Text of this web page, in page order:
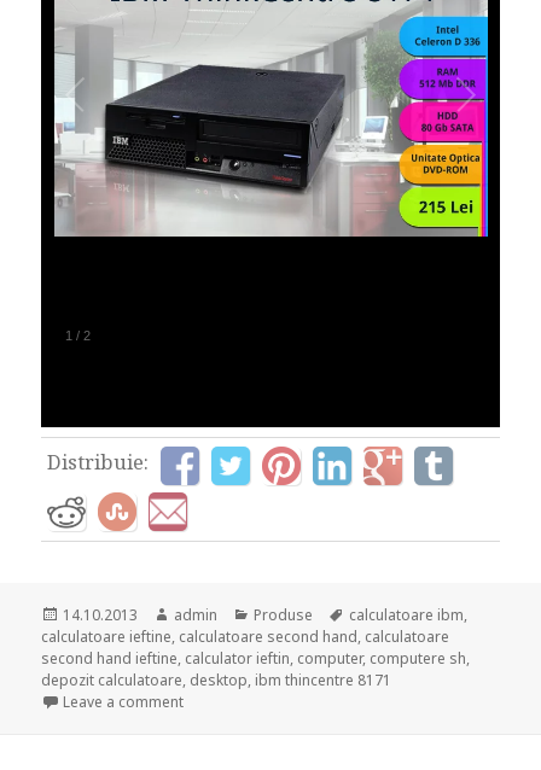
1 /2
Distribuie:
Posted
on
14.10.2013 Author
admin Categories
Produse Tags
calculatoare ibm,
calculatoare ieftine, calculatoare second hand, calculatoare
second hand ieftine, calculator ieftin, computer, computere sh,
depozit calculatoare, desktop, ibm thincentre 8171
Leave a commenton Solutii economice pentru firme mici!